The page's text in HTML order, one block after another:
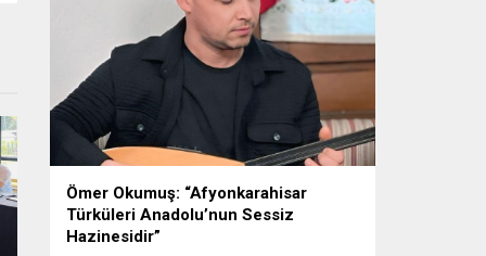
konumlandırıldığı için yerel işletmelerden
büyük markalara kadar birçok farklı
sektörde tercih edilmektedir. Elektrik direği
reklamları, şehirlerin kalabalık ve yoğun
bölgelerinde, hareket halindeki kitlelere...
Ömer Okumuş: “Afyonkarahisar
Türküleri Anadolu’nun Sessiz
Hazinesidir”